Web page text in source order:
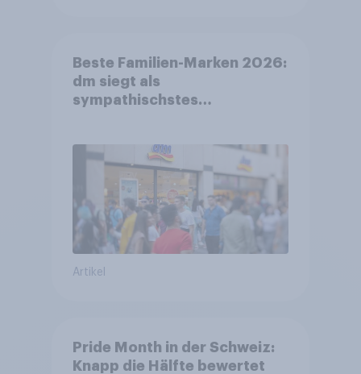
Beste Familien-Marken 2026:
dm siegt als
sympathischstes
Artikel
Pride Month in der Schweiz:
Knapp die Hälfte bewertet